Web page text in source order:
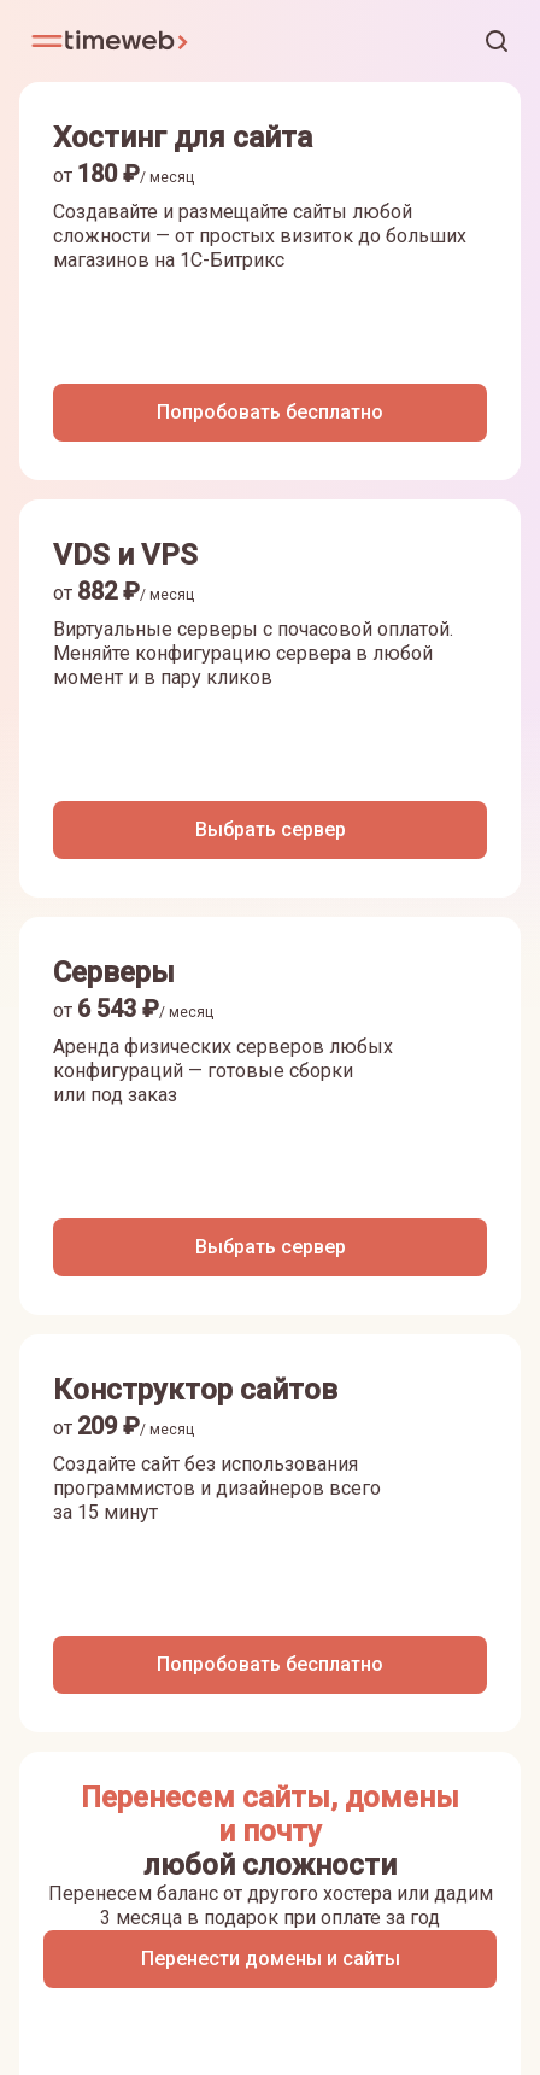
Хостинг для сайта
от 180₽/ месяц
Создавайте и размещайте сайты любой
сложности — от простых визиток до больших
магазинов на 1С-Битрикс
Попробовать бесплатно
VDS и VPS
от 882₽/ месяц
Виртуальные серверы с почасовой оплатой.
Меняйте конфигурацию сервера в любой
момент и в пару кликов
Выбрать сервер
Серверы
от 6 543 ₽/ месяц
Аренда физических серверов любых
конфигураций — готовые сборки
или под заказ
Выбрать сервер
Конструктор сайтов
от 209₽/ месяц
Создайте сайт без использования
программистов и дизайнеров всего
за 15 минут
Попробовать бесплатно
Перенесем сайты, домены
и почту
любой сложности
Перенести домены и сайты
Перенесем баланс от другого хостера или дадим
3 месяца в подарок при оплате за год